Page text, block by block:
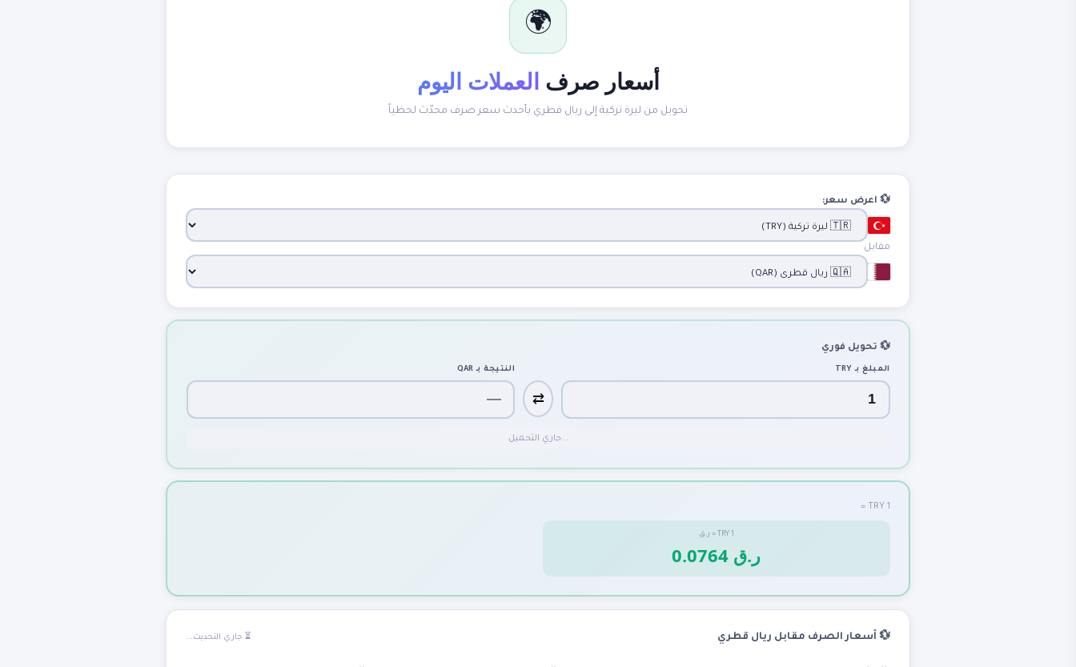
🌍
أسعار صرف العملات اليوم
تحويل من ليرة تركية إلى ريال قطري بأحدث سعر صرف محدّث لحظياً
💱 اعرض سعر:
مقابل
💱 تحويل فوري
المبلغ بـ TRY
⇄
النتيجة بـ QAR
جاري التحميل...
1 TRY =
1
TRY
= ر.ق
0.0764 ر.ق
💱 أسعار الصرف مقابل ريال قطري ⏳ جاري التحديث...